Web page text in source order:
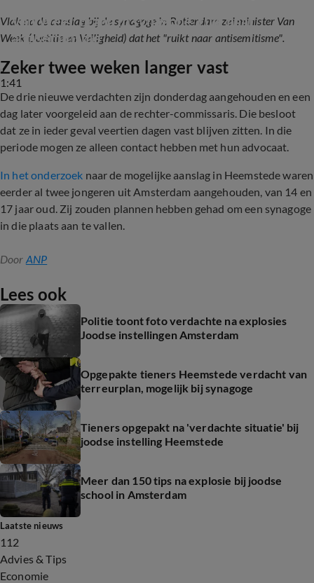
Vlak na de aanslag bij de synagoge in Rotterdam zei minister Van
Week (Justitie en Veiligheid) dat het "ruikt naar antisemitisme".
1:41
Van Weel: brand in synagone 'ruik naar
antisemitisme'
Zeker twee weken langer vast
De drie nieuwe verdachten zijn donderdag aangehouden en een
dag later voorgeleid aan de rechter-commissaris. Die besloot
dat ze in ieder geval veertien dagen vast blijven zitten. In die
periode mogen ze alleen contact hebben met hun advocaat.
In het onderzoek naar de mogelijke aanslag in Heemstede waren
eerder al twee jongeren uit Amsterdam aangehouden, van 14 en
17 jaar oud. Zij zouden plannen hebben gehad om een synagoge
in die plaats aan te vallen.
Door ANP
Lees ook
Politie toont foto verdachte na explosies
Joodse instellingen Amsterdam
Opgepakte tieners Heemstede verdacht van
terreurplan, mogelijk bij synagoge
Tieners opgepakt na 'verdachte situatie' bij
joodse instelling Heemstede
Meer dan 150 tips na explosie bij joodse
school in Amsterdam
Laatste nieuws
112
Advies & Tips
Economie